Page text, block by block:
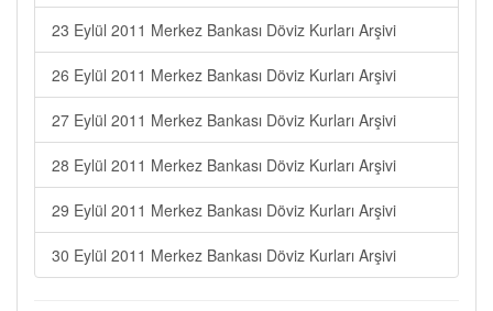
23 Eylül 2011 Merkez Bankası Döviz Kurları Arşivi
26 Eylül 2011 Merkez Bankası Döviz Kurları Arşivi
27 Eylül 2011 Merkez Bankası Döviz Kurları Arşivi
28 Eylül 2011 Merkez Bankası Döviz Kurları Arşivi
29 Eylül 2011 Merkez Bankası Döviz Kurları Arşivi
30 Eylül 2011 Merkez Bankası Döviz Kurları Arşivi